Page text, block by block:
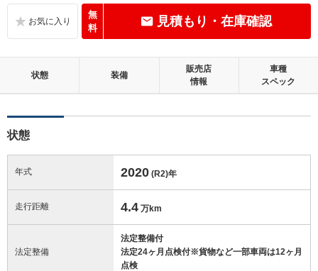
無
料
見積もり・在庫確認
状態 装備
販売店
情報
車種
スペック
状態
年式 2020 (R2)年
走行距離 4.4 万km
法定整備
法定整備付
法定24ヶ月点検付※貨物など一部車両は12ヶ月
点検